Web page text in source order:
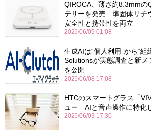
QIROCA、薄さ約8.3mmの
テリーを発売 準固体リチ
安全性と携帯性を両立
2026/06/09 01:08
生成AIは“個人利用”から“
Solutionsが実態調査と新メ
を公開
2026/06/08 17:08
HTCのスマートグラス「
ュー AIと音声操作に特化
2026/06/03 17:30